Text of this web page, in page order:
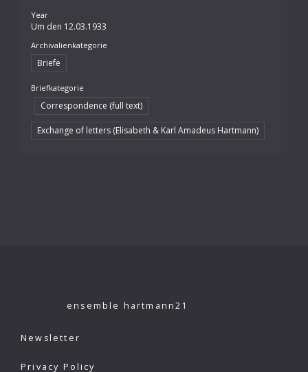
Year
Um den 12.03.1933
Archivalienkategorie
Briefe
Briefkategorie
Correspondence (full text)
Exchange of letters (Elisabeth & Karl Amadeus Hartmann)
ensemble hartmann21
Newsletter
Privacy Policy